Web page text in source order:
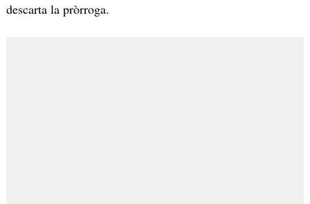
descarta la pròrroga.